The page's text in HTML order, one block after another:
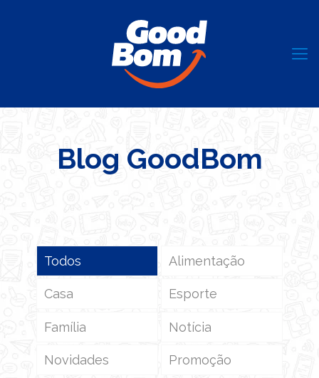
Blog GoodBom
Todos Alimentação
Casa Esporte
Família Notícia
Novidades Promoção